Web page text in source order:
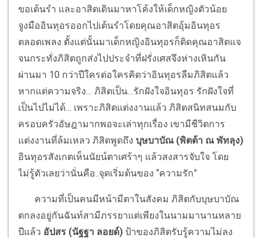
ขอเต้นรำ และอาสิตเดินมาหาโค้งให้เด็กหญิงตัวน้อย
จูงมืออินทุอรออกไปเต้นรำโดยคุณอาสิตอุ้มอินทุอร
ตลอดเพลง ตั้งแต่นั้นมาเด็กหญิงอินทุอรก็ติดคุณอาสิตแจ
จนกระทั่งภิสิตถูกส่งไปประจำที่ฝรั่งเศสจึงห่างเหินกัน
ผ่านมา 10 กว่าปีใครต่อใครคิดว่าอินทุอรลืมภิสิตแล้ว
หากแต่ความจริง… ภิสิตเป็น…รักฝังใจอินทุอร รักฝังใจที่
เป็นไปไม่ได้… เพราะภิสิตแต่งงานแล้ว ภิสิตสนิทสนมกับ
ครอบครัวอัษฎามากพอจะเล่าทุกเรื่อง เขามีชีวิตการ
แต่งงานที่ล้มเหลว ภิสิตพูดถึง บุษบาบัณ (พิตต้า ณ พัทลุง)
อินทุอรสังเกตเห็นนัยน์ตาเศร้าๆ แล้วสงสารจับใจ โดย
ไม่รู้ตัวเลยว่านั่นคือ..จุดเริ่มต้นของ “ความรัก”
ความที่เป็นคนมีหน้ามีตาในสังคม ภิสิตกับบุษบาบัณ
ตกลงอยู่กันฉันท์สามีภรรยาแต่เพียงในนามมานานหลาย
ปีแล้ว อัปสร (นัฐฐา ลอยด์) ป้าของภิสิตรับรู้ความไม่ลง